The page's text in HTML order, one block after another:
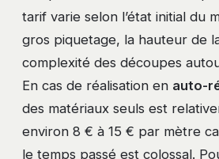
tarif varie selon l’état initial du
gros piquetage, la hauteur de
complexité des découpes
En cas de réalisation en auto-
des matériaux seuls est
environ 8 € à 15 € par mètre
le temps passé est colossal.